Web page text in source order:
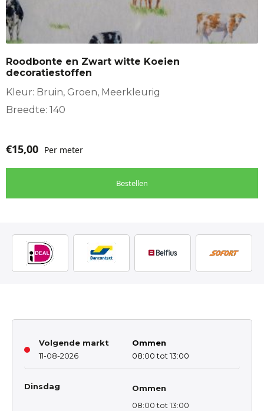
Roodbonte en Zwart witte Koeien
decoratiestoffen
Kleur: Bruin, Groen, Meerkleurig
Breedte: 140
€15,00 Per meter
Bestellen
Volgende markt
11-08-2026
Ommen
08:00 tot 13:00
Dinsdag
Ommen
08:00 tot 13:00